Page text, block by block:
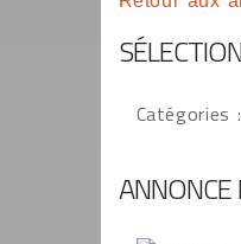
Catégories :